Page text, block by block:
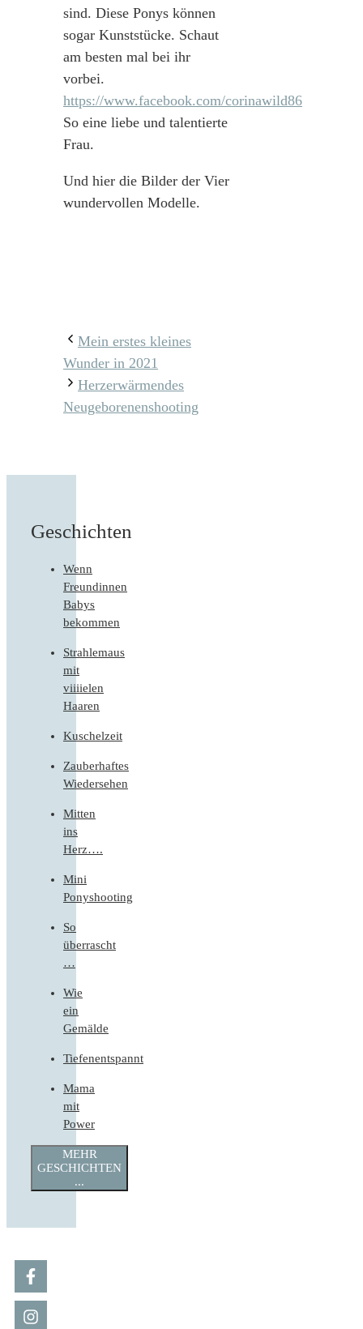
sind. Diese Ponys können
sogar Kunststücke. Schaut
am besten mal bei ihr
vorbei.
https://www.facebook.com/corinawild86
So eine liebe und talentierte
Frau.
Und hier die Bilder der Vier
wundervollen Modelle.
Mein erstes kleines
Wunder in 2021
Herzerwärmendes
Neugeborenenshooting
Geschichten
Wenn
Freundinnen
Babys
bekommen
Strahlemaus
mit
viiiielen
Haaren
Kuschelzeit
Zauberhaftes
Wiedersehen
Mitten
ins
Herz….
Mini
Ponyshooting
So
überrascht
…
Wie
ein
Gemälde
Tiefenentspannt
Mama
mit
Power
MEHR
GESCHICHTEN
...